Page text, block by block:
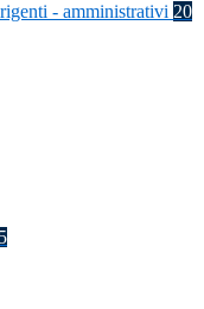
- amministrativi 20
5